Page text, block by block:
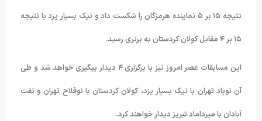
نتیجه ١۵ بر ۵ نماینده هرمزگان را شکست داد و نیک بسپار یزد با نتیجه
١۵ بر ۴ مقابل کولان کردستان به برتری رسید.
این مسابقات عصر امروز نیز با برگزاری ۴ دیدار پیگیری خواهد شد و طی
آن نوپاد تهران با نیک بسپار یزد، کولان کردستان با نوفلاح تهران و نفت
آبادان با میرداماد تبریز دیدار خواهند کرد.